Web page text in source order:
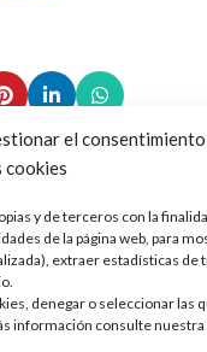
el
cookies
y de terceros con la
de la página web, para
extraer estadísticas de
denegar o seleccionar las
información consulte nuestra
2014-2025 Oshadhi
Todos los derechos reservados.
| Aviso legal | Política